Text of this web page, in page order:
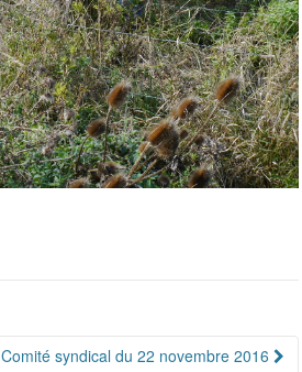
Comité syndical du 22 novembre 2016